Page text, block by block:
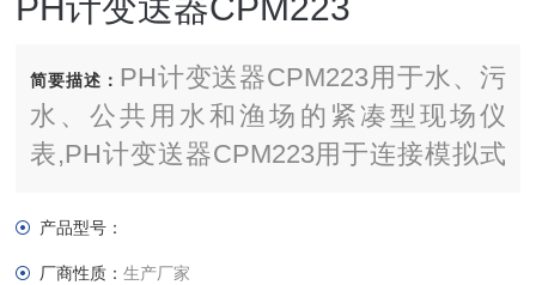
简要描述： PH计变送器CPM223用于水、污
水、公共用水和渔场的紧凑型现场仪
表,PH计变送器CPM223用于连接模拟式
电极。操作安全性高，在测量过程中变送
器可以针对错误设定故障触点和错误电
产品型号：
厂商性质：生产厂家